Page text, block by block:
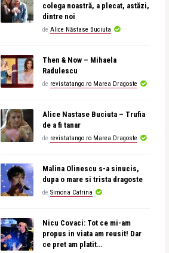
colega noastră, a plecat, astăzi,
dintre noi
de Alice Năstase Buciuta
Then & Now – Mihaela
Radulescu
de revistatango.ro Marea Dragoste
Alice Nastase Buciuta – Trufia
de a fi tanar
de revistatango.ro Marea Dragoste
Malina Olinescu s-a sinucis,
dupa o mare si trista dragoste
de Simona Catrina
Nicu Covaci: Tot ce mi-am
propus in viata am reusit! Dar
ce pret am platit…